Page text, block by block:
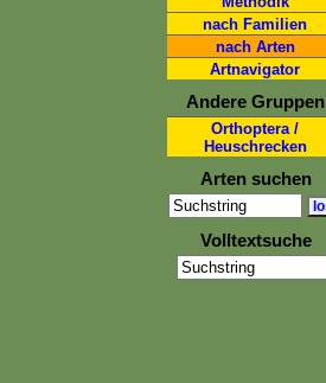
nach Familien
nach Arten
Artnavigator
Andere Gruppen
Orthoptera /
Heuschrecken
Arten suchen
Volltextsuche